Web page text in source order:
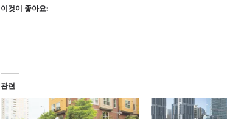
이것이 좋아요:
관련